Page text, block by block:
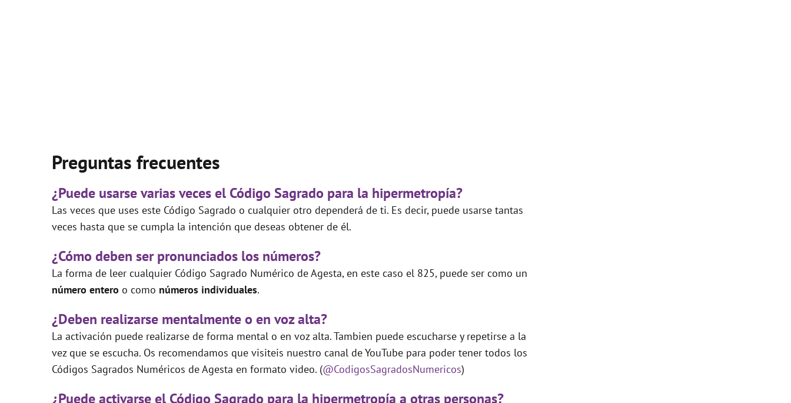
Preguntas frecuentes
¿Puede usarse varias veces el Código Sagrado para la hipermetropía?
Las veces que uses este Código Sagrado o cualquier otro dependerá de ti. Es decir, puede usarse tantas
veces hasta que se cumpla la intención que deseas obtener de él.
¿Cómo deben ser pronunciados los números?
La forma de leer cualquier Código Sagrado Numérico de Agesta, en este caso el 825, puede ser como un
número entero o como números individuales.
¿Deben realizarse mentalmente o en voz alta?
La activación puede realizarse de forma mental o en voz alta. Tambien puede escucharse y repetirse a la
vez que se escucha. Os recomendamos que visiteis nuestro canal de YouTube para poder tener todos los
Códigos Sagrados Numéricos de Agesta en formato video. (@CodigosSagradosNumericos)
¿Puede activarse el Código Sagrado para la hipermetropía a otras personas?